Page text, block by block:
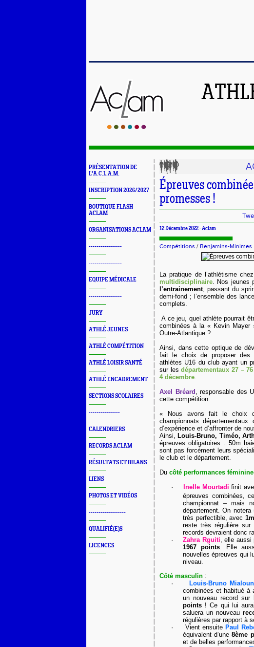
PRÉSENTATION DE
L'A.C.L.A.M.
INSCRIPTION 2026/2027
BOUTIQUE FLASH
ACLAM
ORGANISATIONS ACLAM
-----------------
-----------------
EQUIPE MÉDICALE
-----------------
JURY
ATHLÉ JEUNES
ATHLÉ COMPÉTITION
ATHLÉ LOISIR SANTÉ
ATHLÉ ENCADREMENT
SECTIONS SCOLAIRES
----------------
CALENDRIERS
RECORDS ACLAM
RÉSULTATS ET BILANS
LIENS
PHOTOS ET VIDÉOS
-------------------
QUALIFIÉ(E)S
LICENCES
Épreuves
promesses !
12 Décembre 2022 -Aclam
Compétitions / Benjamins-Minimes
La pratique de l’athlétisme
multidisciplinaire. Nos jeunes
l’entrainement, passant du
demi-fond ; l’ensemble des
complets.
A ce jeu, quel athlète pourrait
combinées à la « Kevin Mayer
Outre-Atlantique ?
Ainsi, dans cette optique de
fait le choix de proposer des
athlètes U16 du club ayant un
sur lesdépartementaux 27 – 76
4 décembre.
Axel Bréard , responsable des
cette compétition.
«
Nous avons fait le choix
championnats
d’expérience et d’affronter de
Ainsi, Louis-Bruno, Timéo,
épreuves obligatoires : 50m
sont pas forcément leurs
le club et le département.
Du côté performances
·
Inelle Mourtadi finit
épreuves combinées,
championnat – mais
département. On notera
très perfectible, avec
reste très régulière
records devraient donc
·
Zahra Rguiti, elle aussi
1967 points. Elle
nouvelles épreuves qui
niveau.
Côté masculin :
·
Louis-Bruno
combinées et habitué à
un nouveau record
points ! Ce qui lui
saluera un nouveau
régulières par rapport à
·
Vient ensuite Paul
équivalent d’une8ème
et de belles